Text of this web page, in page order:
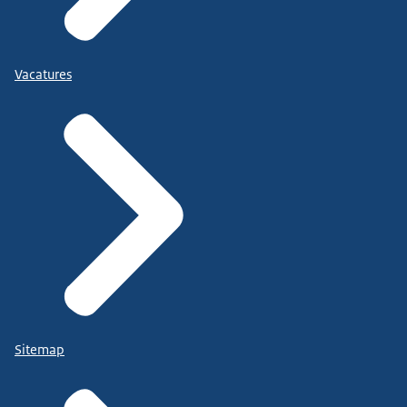
Vacatures
Sitemap